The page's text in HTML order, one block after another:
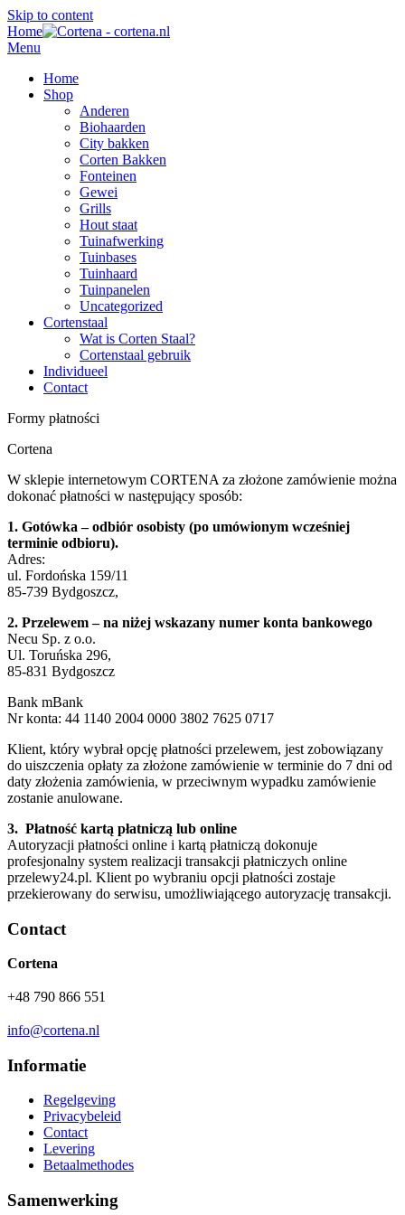
Skip to content
Home
Menu
Home
Shop
Anderen
Biohaarden
City bakken
Corten Bakken
Fonteinen
Gewei
Grills
Hout staat
Tuinafwerking
Tuinbases
Tuinhaard
Tuinpanelen
Uncategorized
Cortenstaal
Wat is Corten Staal?
Cortenstaal gebruik
Individueel
Contact
Formy płatności
Cortena
W sklepie internetowym CORTENA za złożone zamówienie można
dokonać płatności w następujący sposób:
1. Gotówka – odbiór osobisty (po umówionym wcześniej
terminie odbioru).
Adres:
ul. Fordońska 159/11
85-739 Bydgoszcz,
2. Przelewem – na niżej wskazany numer konta bankowego
Necu Sp. z o.o.
Ul. Toruńska 296,
85-831 Bydgoszcz
Bank mBank
Nr konta: 44 1140 2004 0000 3802 7625 0717
Klient, który wybrał opcję płatności przelewem, jest zobowiązany
do uiszczenia opłaty za złożone zamówienie w terminie do 7 dni od
daty złożenia zamówienia, w przeciwnym wypadku zamówienie
zostanie anulowane.
3. Płatność kartą płatniczą lub online
Autoryzacji płatności online i kartą płatniczą dokonuje
profesjonalny system realizacji transakcji płatniczych online
przelewy24.pl. Klient po wybraniu opcji płatności zostaje
przekierowany do serwisu, umożliwiającego autoryzację transakcji.
Contact
Cortena
+48 790 866 551
info@cortena.nl
Informatie
Regelgeving
Privacybeleid
Contact
Levering
Betaalmethodes
Samenwerking